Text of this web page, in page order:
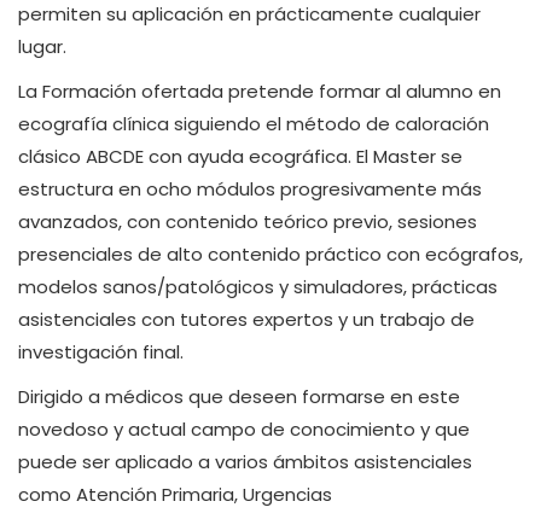
permiten su aplicación en prácticamente cualquier
lugar.
La Formación ofertada pretende formar al alumno en
ecografía clínica siguiendo el método de caloración
clásico ABCDE con ayuda ecográfica. El Master se
estructura en ocho módulos progresivamente más
avanzados, con contenido teórico previo, sesiones
presenciales de alto contenido práctico con ecógrafos,
modelos sanos/patológicos y simuladores, prácticas
asistenciales con tutores expertos y un trabajo de
investigación final.
Dirigido a médicos que deseen formarse en este
novedoso y actual campo de conocimiento y que
puede ser aplicado a varios ámbitos asistenciales
como Atención Primaria, Urgencias